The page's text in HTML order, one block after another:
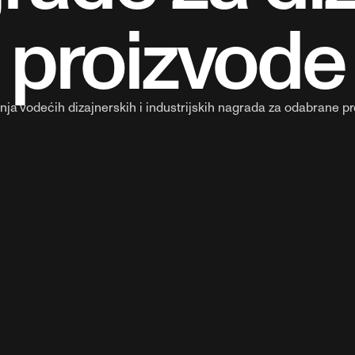
proizvode
vodećih dizajnerskih i industrijskih nagrada za odabrane